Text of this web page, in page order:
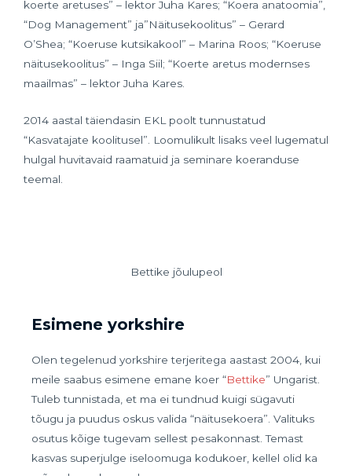
koerte aretuses” – lektor Juha Kares; “Koera anatoomia”,
“Dog Management” ja”Näitusekoolitus” – Gerard
O’Shea; “Koeruse kutsikakool” – Marina Roos; “Koeruse
näitusekoolitus” – Inga Siil; “Koerte aretus modernses
maailmas” – lektor Juha Kares.
2014 aastal täiendasin EKL poolt tunnustatud
“Kasvatajate koolitusel”. Loomulikult lisaks veel lugematul
hulgal huvitavaid raamatuid ja seminare koeranduse
teemal.
Bettike jõulupeol
Esimene yorkshire
Olen tegelenud yorkshire terjeritega aastast 2004, kui
meile saabus esimene emane koer “Bettike” Ungarist.
Tuleb tunnistada, et ma ei tundnud kuigi sügavuti
tõugu ja puudus oskus valida “näitusekoera”. Valituks
osutus kõige tugevam sellest pesakonnast. Temast
kasvas superjulge iseloomuga kodukoer, kellel olid ka